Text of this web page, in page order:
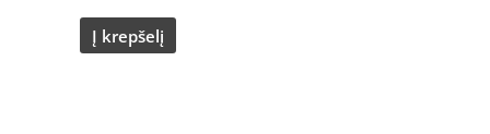
Į krepšelį